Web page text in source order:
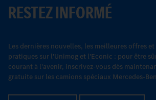
RESTEZ INFORMÉ
Les dernières nouvelles, les meilleures offres
pratiques sur l'Unimog et l'Econic : pour être
courant à l'avenir, inscrivez-vous dès
gratuite sur les camions spéciaux Mercedes-